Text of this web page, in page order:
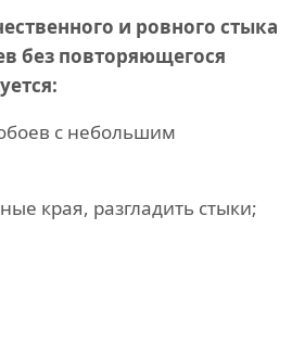
и ровного стыка
без повторяющегося
с небольшим
края, разгладить стыки;